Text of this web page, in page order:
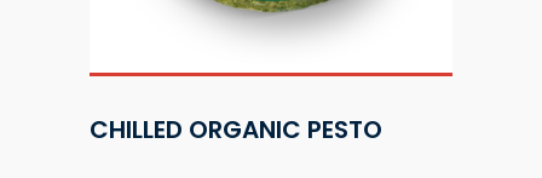
CHILLED ORGANIC PESTO